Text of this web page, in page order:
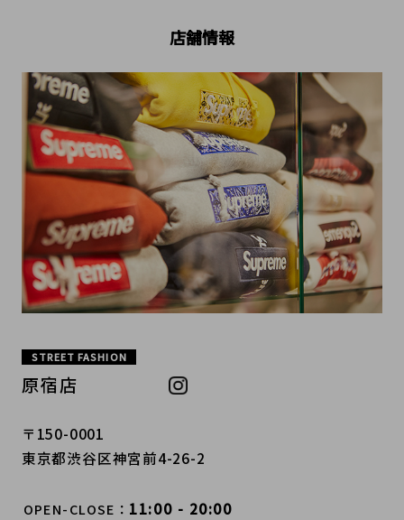
店舗情報
STREET FASHION
原宿店
〒150-0001
東京都渋谷区神宮前4-26-2
OPEN-CLOSE 11:00 - 20:00